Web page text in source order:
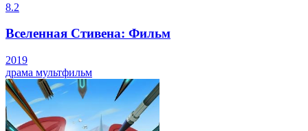
8.2
Вселенная Стивена: Фильм
2019
драма мультфильм